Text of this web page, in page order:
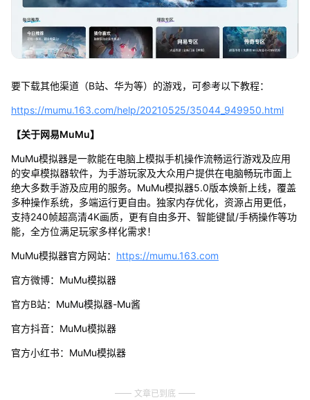
要下载其他渠道（B站、华为等）的游戏，可参考以下教程：
https://mumu.163.com/help/20210525/35044_949950.html
【关于网易MuMu】
MuMu模拟器是一款能在电脑上模拟手机操作流畅运行游戏及应用
的安卓模拟器软件，为手游玩家及大众用户提供在电脑畅玩市面上
绝大多数手游及应用的服务。MuMu模拟器5.0版本焕新上线，覆盖
多种操作系统，多端运行更自由。独家内存优化，资源占用更低，
支持240帧超高清4K画质，更有自由多开、智能键鼠/手柄操作等功
能，全方位满足玩家多样化需求！
MuMu模拟器官方网站： https://mumu.163.com
官方微博：MuMu模拟器
官方B站：MuMu模拟器-Mu酱
官方抖音：MuMu模拟器
官方小红书：MuMu模拟器
文章已到底